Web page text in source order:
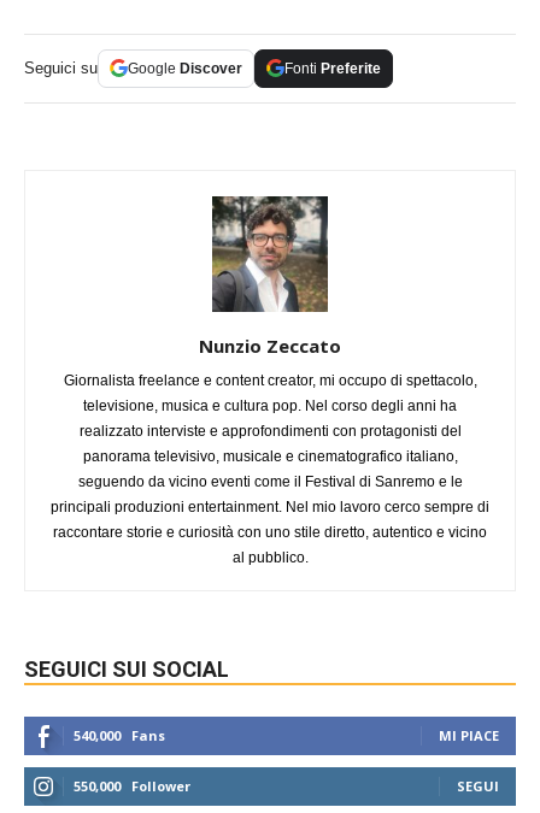
Seguici su Google Discover Fonti Preferite
Nunzio Zeccato
Giornalista freelance e content creator, mi occupo di spettacolo,
televisione, musica e cultura pop. Nel corso degli anni ha
realizzato interviste e approfondimenti con protagonisti del
panorama televisivo, musicale e cinematografico italiano,
seguendo da vicino eventi come il Festival di Sanremo e le
principali produzioni entertainment. Nel mio lavoro cerco sempre di
raccontare storie e curiosità con uno stile diretto, autentico e vicino
al pubblico.
SEGUICI SUI SOCIAL
540,000 Fans MI PIACE
550,000 Follower SEGUI